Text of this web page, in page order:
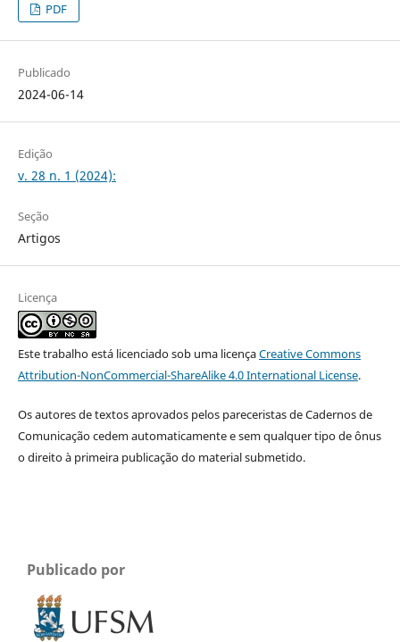
PDF
Publicado
2024-06-14
Edição
v. 28 n. 1 (2024):
Seção
Artigos
Licença
Este trabalho está licenciado sob uma licençaCreative Commons
Attribution-NonCommercial-ShareAlike 4.0 International License.
Os autores de textos aprovados pelos pareceristas de Cadernos de
Comunicação cedem automaticamente e sem qualquer tipo de ônus
o direito à primeira publicação do material submetido.
Publicado por